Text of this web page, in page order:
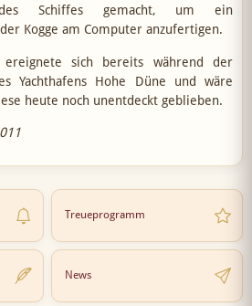
Schiffes gemacht, um ein
Kogge am Computer anzufertigen.
sich bereits während der
Yachthafens Hohe Düne und wäre
heute noch unentdeckt geblieben.
Treueprogramm
News